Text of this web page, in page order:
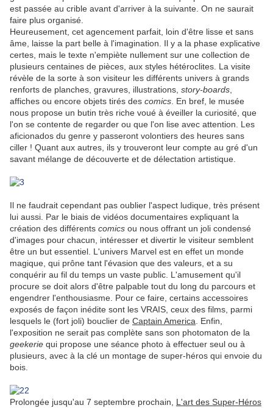
est passée au crible avant d'arriver à la suivante. On ne saurait
faire plus organisé.
Heureusement, cet agencement parfait, loin d'être lisse et sans
âme, laisse la part belle à l'imagination. Il y a la phase explicative
certes, mais le texte n'empiète nullement sur une collection de
plusieurs centaines de pièces, aux styles hétéroclites. La visite
révèle de la sorte à son visiteur les différents univers à grands
renforts de planches, gravures, illustrations, story-boards
affiches ou encore objets tirés des comics . En bref, le musée
nous propose un butin très riche voué à éveiller la curiosité, que
l'on se contente de regarder ou que l'on lise avec attention. Les
aficionados du genre y passeront volontiers des heures sans
ciller ! Quant aux autres, ils y trouveront leur compte au gré d'un
savant mélange de découverte et de délectation artistique.
Il ne faudrait cependant pas oublier l'aspect ludique, très présent
lui aussi. Par le biais de vidéos documentaires expliquant la
création des différents comics ou nous offrant un joli condensé
d'images pour chacun, intéresser et divertir le visiteur semblent
être un but essentiel. L'univers Marvel est en effet un monde
magique, qui prône tant l'évasion que des valeurs, et a su
conquérir au fil du temps un vaste public. L'amusement qu'il
procure se doit alors d'être palpable tout du long du parcours et
engendrer l'enthousiasme. Pour ce faire, certains accessoires
exposés de façon inédite sont les VRAIS, ceux des films, parmi
lesquels le (fort joli) bouclier de Captain America . Enfin,
l'exposition ne serait pas complète sans son photomaton de la
geekerie qui propose une séance photo à effectuer seul ou à
plusieurs, avec à la clé un montage de super-héros qui envoie du
bois.
Prolongée jusqu'au 7 septembre prochain, L'art des Super-Héros